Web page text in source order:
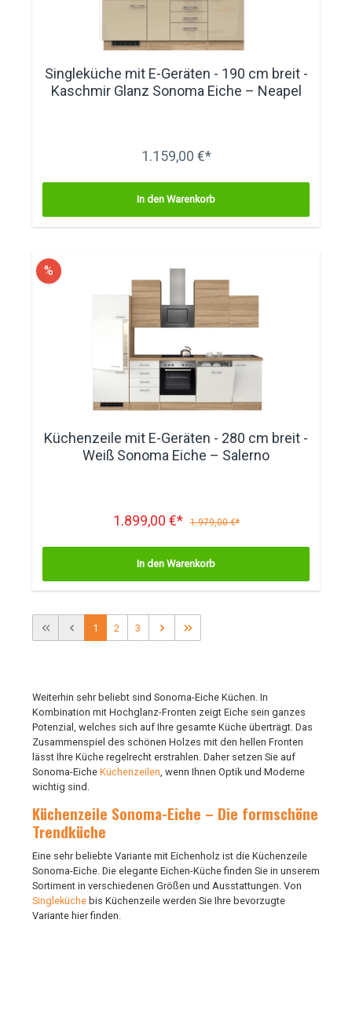
Singleküche mit E-Geräten - 190 cm breit -
Kaschmir Glanz Sonoma Eiche – Neapel
1.159,00 €*
In den Warenkorb
%
Küchenzeile mit E-Geräten - 280 cm breit -
Weiß Sonoma Eiche – Salerno
1.899,00 €* 1.979,00 €*
In den Warenkorb
1 2 3
Weiterhin sehr beliebt sind Sonoma-Eiche Küchen. In
Kombination mit Hochglanz-Fronten zeigt Eiche sein ganzes
Potenzial, welches sich auf Ihre gesamte Küche überträgt. Das
Zusammenspiel des schönen Holzes mit den hellen Fronten
lässt Ihre Küche regelrecht erstrahlen. Daher setzen Sie auf
Sonoma-Eiche Küchenzeilen, wenn Ihnen Optik und Moderne
wichtig sind.
Küchenzeile Sonoma-Eiche – Die formschöne
Trendküche
Eine sehr beliebte Variante mit Eichenholz ist die Küchenzeile
Sonoma-Eiche. Die elegante Eichen-Küche finden Sie in unserem
Sortiment in verschiedenen Größen und Ausstattungen. Von
Singleküche bis Küchenzeile werden Sie Ihre bevorzugte
Variante hier finden.